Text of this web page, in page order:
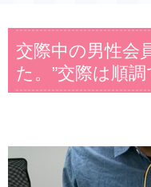
交際中の男性会
た。”交際は順調